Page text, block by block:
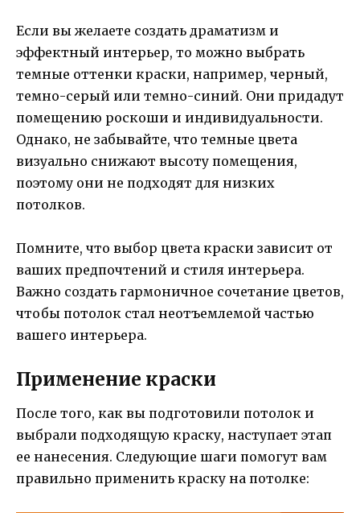
Если вы желаете создать драматизм и
эффектный интерьер, то можно выбрать
темные оттенки краски, например, черный,
темно-серый или темно-синий. Они придадут
помещению роскоши и индивидуальности.
Однако, не забывайте, что темные цвета
визуально снижают высоту помещения,
поэтому они не подходят для низких
потолков.
Помните, что выбор цвета краски зависит от
ваших предпочтений и стиля интерьера.
Важно создать гармоничное сочетание цветов,
чтобы потолок стал неотъемлемой частью
вашего интерьера.
Применение краски
После того, как вы подготовили потолок и
выбрали подходящую краску, наступает этап
ее нанесения. Следующие шаги помогут вам
правильно применить краску на потолке: